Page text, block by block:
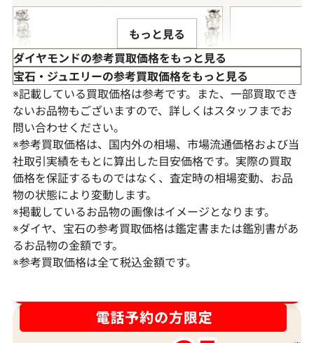
Pt･Pm900 ダイヤモンド ネックレス
17.45ct
参考買取価格
K18 ダイヤモン
もっと見る
ダイヤモンドの参考買取価格をもっと見る
宝石・ジュエリーの参考買取価格をもっと見る
※記載している買取価格は参考です。また、一部買取でき
ないお品物もございますので、詳しくはスタッフまでお
問い合わせください。
※参考買取価格は、国内外の相場、市場流通価格および当
社取引実績をもとに算出した目安価格です。実際の買取
価格を保証するものではなく、査定時の相場変動、お品
物の状態により変動します。
※掲載しているお品物の画像はイメージとなります。
※ダイヤ、宝石の参考買取価格は鑑定書または鑑別書があ
るお品物の金額です。
※参考買取価格は全て税込金額です。